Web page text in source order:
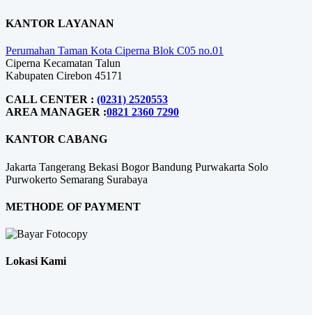
KANTOR LAYANAN
Perumahan Taman Kota Ciperna Blok C05 no.01
Ciperna Kecamatan Talun
Kabupaten Cirebon 45171
CALL CENTER : (0231) 2520553
AREA MANAGER :0821 2360 7290
KANTOR CABANG
Jakarta Tangerang Bekasi BogorBandung Purwakarta Solo
Purwokerto Semarang Surabaya
METHODE OF PAYMENT
Lokasi Kami